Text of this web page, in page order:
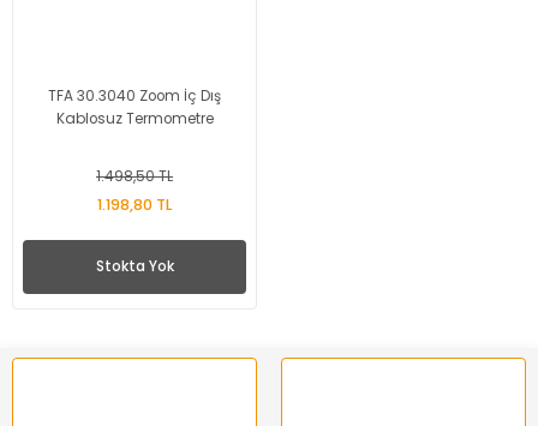
TFA 30.3040 Zoom İç Dış
Kablosuz Termometre
1.498,50 TL
1.198,80 TL
Stokta Yok